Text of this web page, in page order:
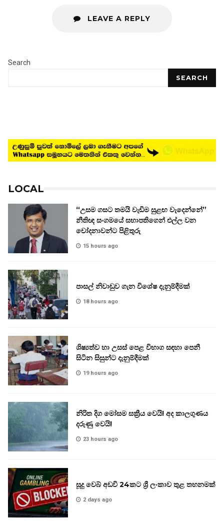
LEAVE A REPLY
Search
SEARCH
LOCAL
“උසම ගසට තමයි වැඩිම සුළඟ වැදෙන්නේ”
නීතිඥ සංගමයේ සභාපතිගෙන් එල්ල වන
චෝදනාවන්ට පිළිතුරු
15 hours ago
පාසල් නිවාඩුව ගැන විශේෂ දැනුම්දීමක්
18 hours ago
ශිෂ්‍යත්ව හා උසස් පෙළ විභාග සඳහා පෙනී
සිටින සිසුන්ට දැනුම්දීමක්
19 hours ago
නිරිත දිග මෝසම සක්‍රීය වෙයි! අද කාලගුණය
දරුණු වෙයි!
23 hours ago
සූදු වෙබ් අඩවි 24කට ශ්‍රී ලංකාව තුළ තහනමක්
2 days ago